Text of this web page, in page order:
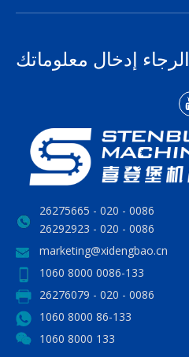
الرجاء إدخال معلوماتك
0086 - 020 - 26275665
0086 - 020 - 26292923
marketing@xidengbao.cn
0086-133 8000 1060
0086 - 020 - 26276079
86-133 8000 1060
133 8000 1060